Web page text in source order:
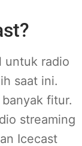
untuk radio
saat ini.
fitur.
streaming
Icecast